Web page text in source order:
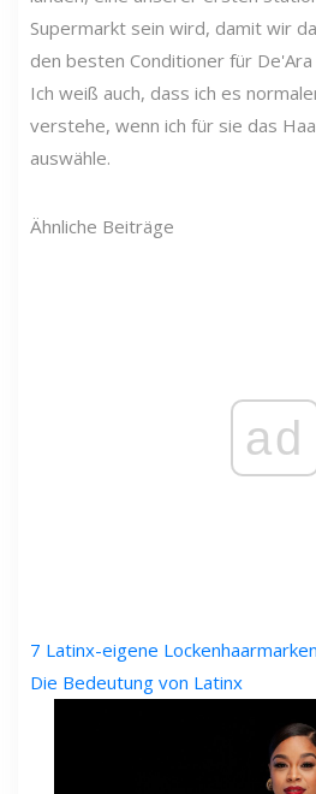
Supermarkt sein wird, damit wir
den besten Conditioner für
Ich weiß auch, dass ich es
verstehe, wenn ich für sie das
auswähle.
Ähnliche Beiträge
ad
7 Latinx-eigene
Die Bedeutung von Latinx